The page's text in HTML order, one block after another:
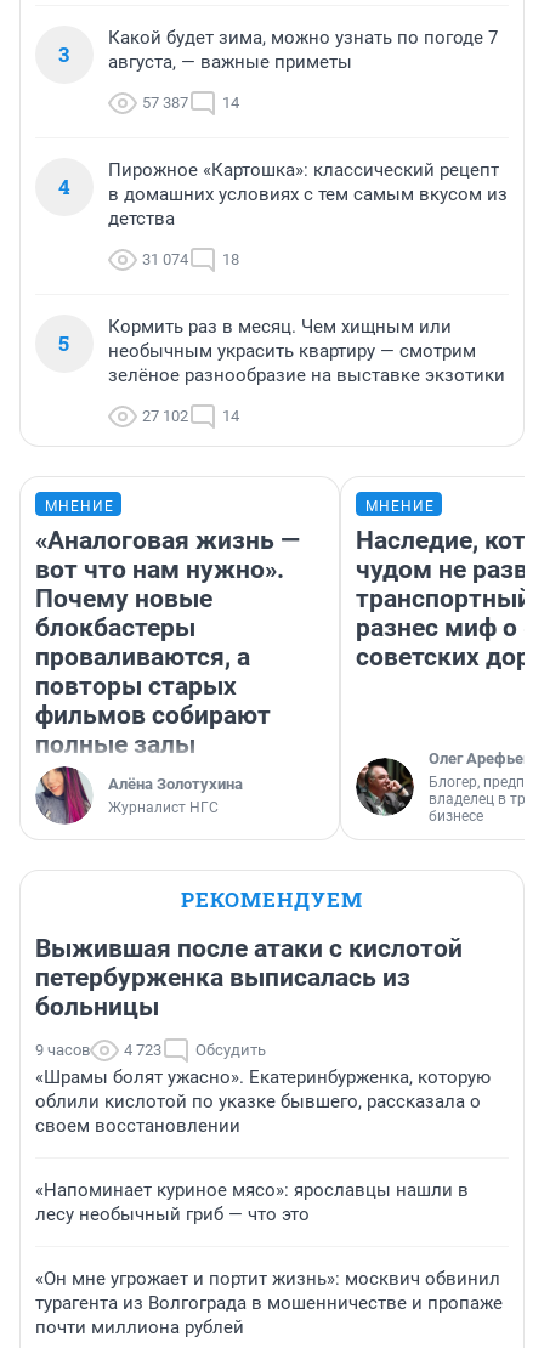
3
Какой будет зима, можно узнать по погоде 7
августа, — важные приметы
57 387 14
4
Пирожное «Картошка»: классический рецепт
в домашних условиях с тем самым вкусом из
детства
31 074 18
5
Кормить раз в месяц. Чем хищным или
необычным украсить квартиру — смотрим
зелёное разнообразие на выставке экзотики
27 102 14
МНЕНИЕ
«Аналоговая жизнь —
вот что нам нужно».
Почему новые
блокбастеры
проваливаются, а
повторы старых
фильмов собирают
полные залы
Алёна Золотухина
Журналист НГС
МНЕНИЕ
Наследие,
чудом не
транспортный
разнес миф о
советских
Олег Арефьев
Блогер,
владелец в
бизнесе
РЕКОМЕНДУЕМ
Выжившая после атаки с кислотой
петербурженка выписалась из
больницы
9 часов 4 723 Обсудить
«Шрамы болят ужасно». Екатеринбурженка, которую
облили кислотой по указке бывшего, рассказала о
своем восстановлении
«Напоминает куриное мясо»: ярославцы нашли в
лесу необычный гриб — что это
«Он мне угрожает и портит жизнь»: москвич обвинил
турагента из Волгограда в мошенничестве и пропаже
почти миллиона рублей